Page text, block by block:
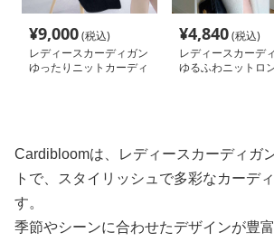
¥9,000(税込)
レディースカーディガン
ゆったりニットカーディ
¥4,840(税込)
レディースカーデ
ゆるふわニットロ
Cardibloomは、レディースカーディガ
トで、スタイリッシュで多彩なカーデ
す。
季節やシーンに合わせたデザインが豊